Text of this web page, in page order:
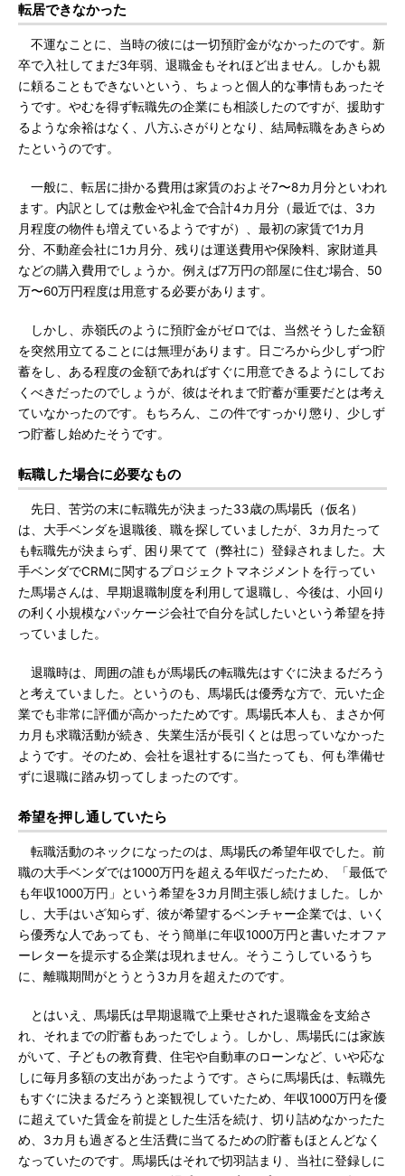
転居できなかった
不運なことに、当時の彼には一切預貯金がなかったのです。新
卒で入社してまだ3年弱、退職金もそれほど出ません。しかも親
に頼ることもできないという、ちょっと個人的な事情もあったそ
うです。やむを得ず転職先の企業にも相談したのですが、援助す
るような余裕はなく、八方ふさがりとなり、結局転職をあきらめ
たというのです。
一般に、転居に掛かる費用は家賃のおよそ7〜8カ月分といわれ
ます。内訳としては敷金や礼金で合計4カ月分（最近では、3カ
月程度の物件も増えているようですが）、最初の家賃で1カ月
分、不動産会社に1カ月分、残りは運送費用や保険料、家財道具
などの購入費用でしょうか。例えば7万円の部屋に住む場合、50
万〜60万円程度は用意する必要があります。
しかし、赤嶺氏のように預貯金がゼロでは、当然そうした金額
を突然用立てることには無理があります。日ごろから少しずつ貯
蓄をし、ある程度の金額であればすぐに用意できるようにしてお
くべきだったのでしょうが、彼はそれまで貯蓄が重要だとは考え
ていなかったのです。もちろん、この件ですっかり懲り、少しず
つ貯蓄し始めたそうです。
転職した場合に必要なもの
先日、苦労の末に転職先が決まった33歳の馬場氏（仮名）
は、大手ベンダを退職後、職を探していましたが、3カ月たって
も転職先が決まらず、困り果てて（弊社に）登録されました。大
手ベンダでCRMに関するプロジェクトマネジメントを行ってい
た馬場さんは、早期退職制度を利用して退職し、今後は、小回り
の利く小規模なパッケージ会社で自分を試したいという希望を持
っていました。
退職時は、周囲の誰もが馬場氏の転職先はすぐに決まるだろう
と考えていました。というのも、馬場氏は優秀な方で、元いた企
業でも非常に評価が高かったためです。馬場氏本人も、まさか何
カ月も求職活動が続き、失業生活が長引くとは思っていなかった
ようです。そのため、会社を退社するに当たっても、何も準備せ
ずに退職に踏み切ってしまったのです。
希望を押し通していたら
転職活動のネックになったのは、馬場氏の希望年収でした。前
職の大手ベンダでは1000万円を超える年収だったため、「最低で
も年収1000万円」という希望を3カ月間主張し続けました。しか
し、大手はいざ知らず、彼が希望するベンチャー企業では、いく
ら優秀な人であっても、そう簡単に年収1000万円と書いたオファ
ーレターを提示する企業は現れません。そうこうしているうち
に、離職期間がとうとう3カ月を超えたのです。
とはいえ、馬場氏は早期退職で上乗せされた退職金を支給さ
れ、それまでの貯蓄もあったでしょう。しかし、馬場氏には家族
がいて、子どもの教育費、住宅や自動車のローンなど、いや応な
しに毎月多額の支出があったようです。さらに馬場氏は、転職先
もすぐに決まるだろうと楽観視していたため、年収1000万円を優
に超えていた賃金を前提とした生活を続け、切り詰めなかったた
め、3カ月も過ぎると生活費に当てるための貯蓄もほとんどなく
なっていたのです。馬場氏はそれで切羽詰まり、当社に登録しに